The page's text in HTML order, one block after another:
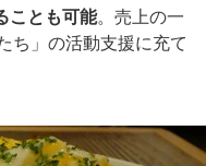
ことも可能。売上の一
ち」の活動支援に充て